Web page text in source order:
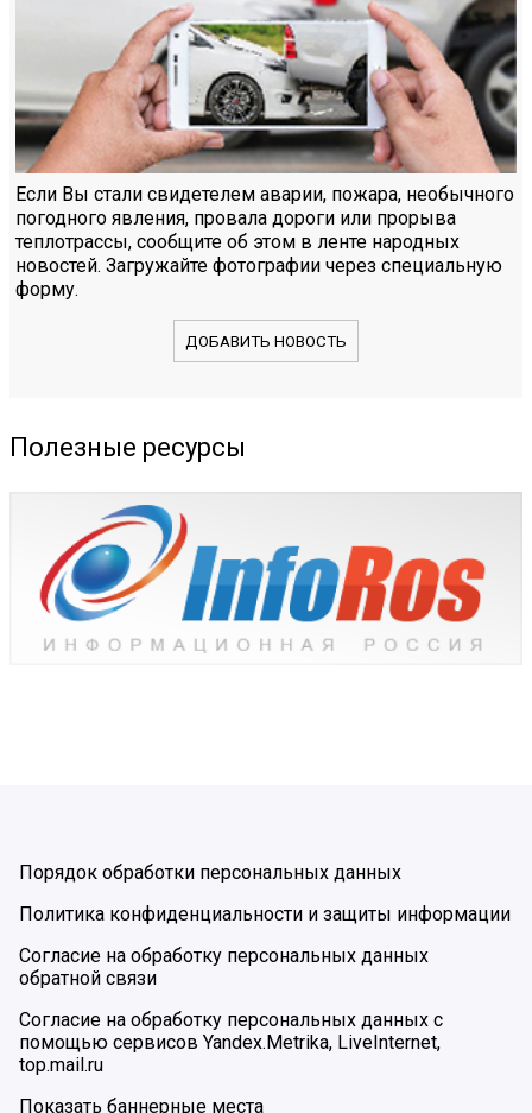
Если Вы стали свидетелем аварии, пожара, необычного
погодного явления, провала дороги или прорыва
теплотрассы, сообщите об этом в ленте народных
новостей. Загружайте фотографии через специальную
форму.
ДОБАВИТЬ НОВОСТЬ
Полезные ресурсы
Порядок обработки персональных данных
Политика конфиденциальности и защиты информации
Согласие на обработку персональных данных
обратной связи
Согласие на обработку персональных данных с
помощью сервисов Yandex.Metrika, LiveInternet,
top.mail.ru
Показать баннерные места